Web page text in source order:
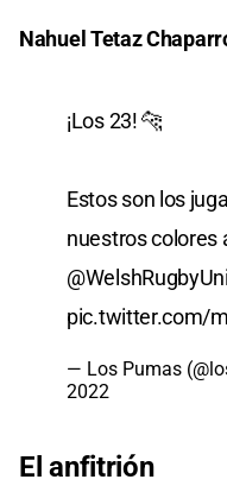
Nahuel Tetaz
¡Los 23! 🐆
Estos son los
nuestros colores
pic.twitter.com/
— Los Pumas
2022
El anfitrión